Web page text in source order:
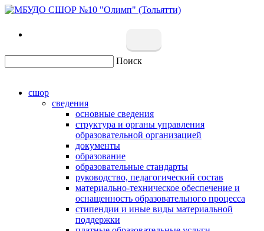
Поиск
сшор
сведения
основные сведения
структура и органы управления
образовательной организацией
документы
образование
образовательные стандарты
руководство, педагогический состав
материально-техническое обеспечение и
оснащенность образовательного процесса
стипендии и иные виды материальной
поддержки